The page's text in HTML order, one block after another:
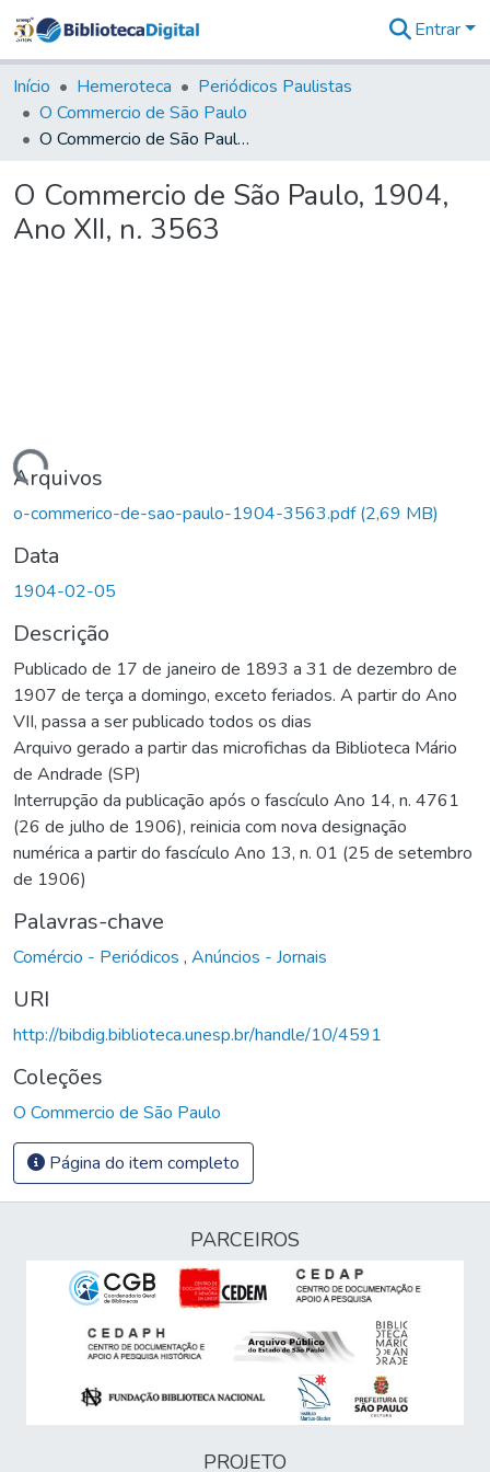
&
Coleções
Tudo na
Biblioteca
Estatísticas
Entrar
Início Hemeroteca
Periódicos Paulistas
O Commercio de São Paulo
O Commercio de São Paulo, 1904, Ano XII, n. 3563
O Commercio de São Paulo, 1904,
Ano XII, n. 3563
Arquivos
o-commerico-de-sao-paulo-1904-3563.pdf(2,69 MB)
Data
1904-02-05
Descrição
Publicado de 17 de janeiro de 1893 a 31 de dezembro de
1907 de terça a domingo, exceto feriados. A partir do Ano
VII, passa a ser publicado todos os dias
Arquivo gerado a partir das microfichas da Biblioteca Mário
de Andrade (SP)
Interrupção da publicação após o fascículo Ano 14, n. 4761
(26 de julho de 1906), reinicia com nova designação
numérica a partir do fascículo Ano 13, n. 01 (25 de setembro
de 1906)
Palavras-chave
Comércio - Periódicos , Anúncios - Jornais
URI
http://bibdig.biblioteca.unesp.br/handle/10/4591
Coleções
O Commercio de São Paulo
Página do item completo
PARCEIROS
PROJETO